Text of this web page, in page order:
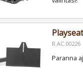
Playseat
R.AC.00226
Paranna